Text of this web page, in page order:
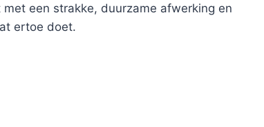
een strakke, duurzame afwerking en
ertoe doet.